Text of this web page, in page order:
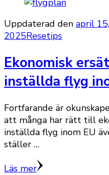
Uppdaterad den april
2025Resetips
Ekonomisk
inställda flyg
Fortfarande är
att många har rätt till
inställda flyg inom EU
ställer …
Läs mer